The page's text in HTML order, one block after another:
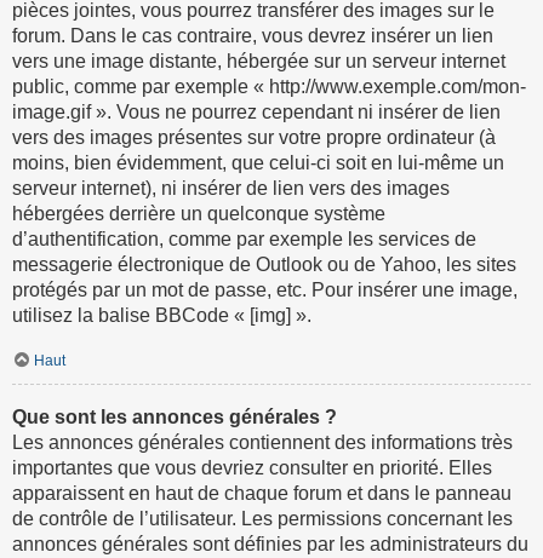
pièces jointes, vous pourrez transférer des images sur le
forum. Dans le cas contraire, vous devrez insérer un lien
vers une image distante, hébergée sur un serveur internet
public, comme par exemple « http://www.exemple.com/mon-
image.gif ». Vous ne pourrez cependant ni insérer de lien
vers des images présentes sur votre propre ordinateur (à
moins, bien évidemment, que celui-ci soit en lui-même un
serveur internet), ni insérer de lien vers des images
hébergées derrière un quelconque système
d’authentification, comme par exemple les services de
messagerie électronique de Outlook ou de Yahoo, les sites
protégés par un mot de passe, etc. Pour insérer une image,
utilisez la balise BBCode « [img] ».
Haut
Que sont les annonces générales ?
Les annonces générales contiennent des informations très
importantes que vous devriez consulter en priorité. Elles
apparaissent en haut de chaque forum et dans le panneau
de contrôle de l’utilisateur. Les permissions concernant les
annonces générales sont définies par les administrateurs du